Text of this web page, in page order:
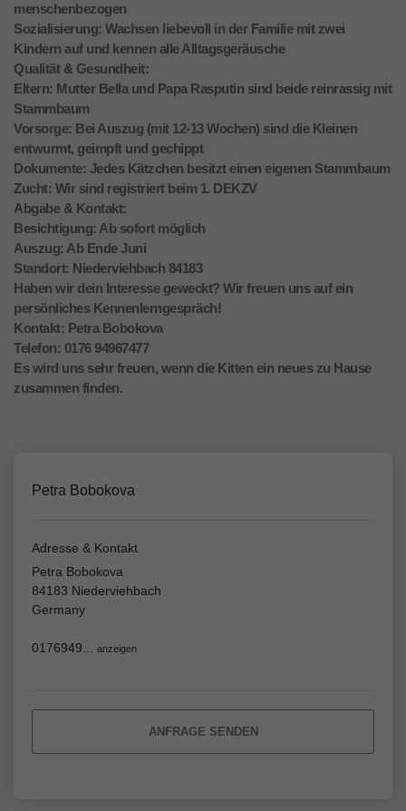
menschenbezogen
​Sozialisierung: Wachsen liebevoll in der Familie mit zwei
Kindern auf und kennen alle Alltagsgeräusche
​Qualität & Gesundheit:
​Eltern: Mutter Bella und Papa Rasputin sind beide reinrassig mit
Stammbaum
​Vorsorge: Bei Auszug (mit 12-13 Wochen) sind die Kleinen
entwurmt, geimpft und gechippt
​Dokumente: Jedes Kätzchen besitzt einen eigenen Stammbaum
​Zucht: Wir sind registriert beim 1. DEKZV
​Abgabe & Kontakt:
​Besichtigung: Ab sofort möglich
​Auszug: Ab Ende Juni
​Standort: Niederviehbach 84183
​Haben wir dein Interesse geweckt? Wir freuen uns auf ein
persönliches Kennenlerngespräch!
​Kontakt: Petra Bobokova
Telefon: 0176 94967477
Es wird uns sehr freuen, wenn die Kitten ein neues zu Hause
zusammen finden.
Petra Bobokova
Adresse & Kontakt
Petra Bobokova
84183 Niederviehbach
Germany
0176949... anzeigen
ANFRAGE SENDEN